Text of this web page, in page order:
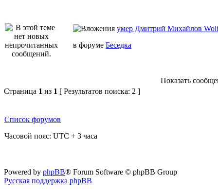
умер Дмитрий Михайлов
в форуме Беседка
Показать
Страница 1 из 1 [ Результатов поиска: 2 ]
Список форумов
Часовой пояс: UTC + 3 часа
Powered by phpBB® Forum Software © phpBB Group
Русская поддержка phpBB